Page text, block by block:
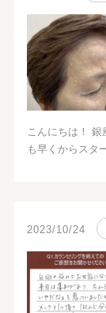
こんにちは！
も早くからスタ
2023/10/24